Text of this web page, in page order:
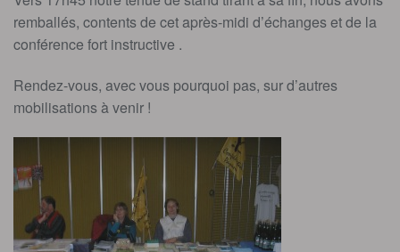
remballés, contents de cet après-midi d’échanges et de la
conférence fort instructive .
Rendez-vous, avec vous pourquoi pas, sur d’autres
mobilisations à venir !